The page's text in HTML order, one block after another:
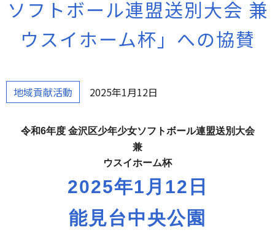
ソフトボール連盟送別大会 兼
ウスイホーム杯」への協賛
地域貢献活動 2025年1月12日
令和6年度 金沢区少年少女ソフトボール連盟送別大会
兼
ウスイホーム杯
2025年1月12日
能見台中央公園